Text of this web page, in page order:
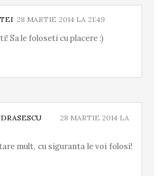
28 MARTIE 2014 LA 21:49
Sa le foloseti cu placere :)
28 MARTIE 2014 LA
mult, cu siguranta le voi folosi!